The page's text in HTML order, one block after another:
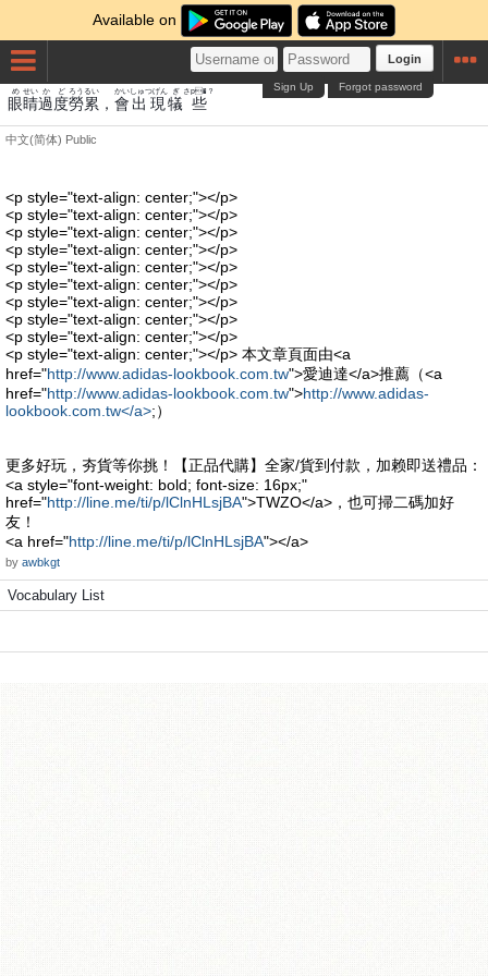
Available on
Login
Forgot password
Sign Up
眼
め
睛
せい
過度
かど
勞
ろう
累
るい
， 會
かい
出現
しゅつげん
犠
ぎ
些
さp�？
中文(简体) Public
<p style="text-align: center;"></p>
<p style="text-align: center;"></p>
<p style="text-align: center;"></p>
<p style="text-align: center;"></p>
<p style="text-align: center;"></p>
<p style="text-align: center;"></p>
<p style="text-align: center;"></p>
<p style="text-align: center;"></p>
<p style="text-align: center;"></p>
<p style="text-align: center;"></p> 本文章頁面由<a
href="http://www.adidas-lookbook.com.tw">愛迪達</a>推薦（<a
href="http://www.adidas-lookbook.com.tw">http://www.adidas-
lookbook.com.tw</a>;）
更多好玩，夯貨等你挑！【正品代購】全家/貨到付款，加赖即送禮品：
<a style="font-weight: bold; font-size: 16px;"
href="http://line.me/ti/p/lClnHLsjBA">TWZO</a>，也可掃二碼加好
友！
<a href="http://line.me/ti/p/lClnHLsjBA"></a>
by awbkgt
Vocabulary List